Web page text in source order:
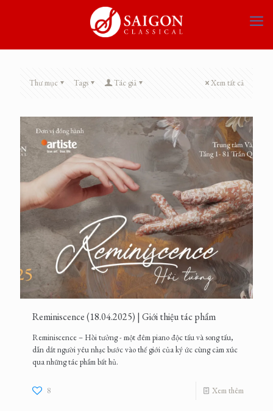
Thư mục Tags Tác giả Xem tất cả
Reminiscence (18.04.2025) | Giới thiệu tác phẩm
Reminiscence – Hồi tưởng - một đêm piano độc tấu và song tấu,
dẫn dắt người yêu nhạc bước vào thế giới của ký ức cùng cảm xúc
qua những tác phẩm bất hủ.
8 Xem thêm